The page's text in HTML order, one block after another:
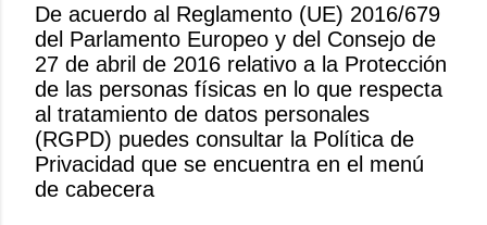
P
u
b
l
i
c
a
De acuerdo al Reglamento (UE) 2016/679
del Parlamento Europeo y del Consejo de
27 de abril de 2016 relativo a la Protección
de las personas físicas en lo que respecta
al tratamiento de datos personales
(RGPD) puedes consultar la Política de
Privacidad que se encuentra en el menú
de cabecera